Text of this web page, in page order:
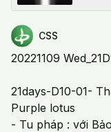
CSS
20221109
21days-D10-01-
Purple lotus
- Tu pháp : với